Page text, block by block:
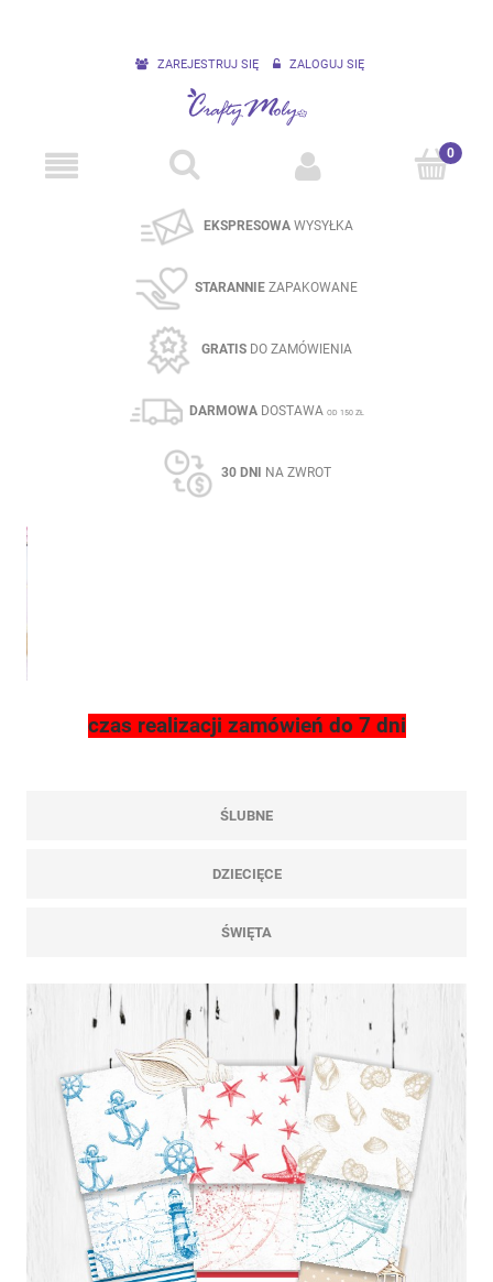
ZAREJESTRUJ SIĘ ZALOGUJ SIĘ
EKSPRESOWA WYSYŁKA
STARANNIE ZAPAKOWANE
GRATISDO ZAMÓWIENIA
DARMOWADOSTAWA OD 150 ZŁ
30 DNI NA ZWROT
czas realizacji zamówień do 7 dni
ŚLUBNE
DZIECIĘCE
ŚWIĘTA